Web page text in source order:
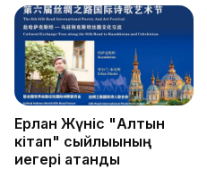
Ерлан Жүніс "Алтын
кітап" сыйлығының
иегері атанды